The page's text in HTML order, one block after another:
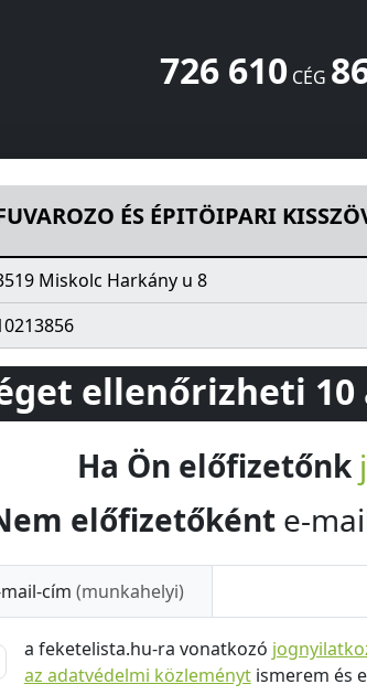
726 610CÉG
ÉS ÉPITÖIPARI
Miskolc Harkány u 8
ellenőrizheti
Ha Ön előfizetőnk
előfizetőként e-
mail-cím (munkahelyi)
a feketelista.hu-ra vonatkozó
az adatvédelmi közleménytismerem és